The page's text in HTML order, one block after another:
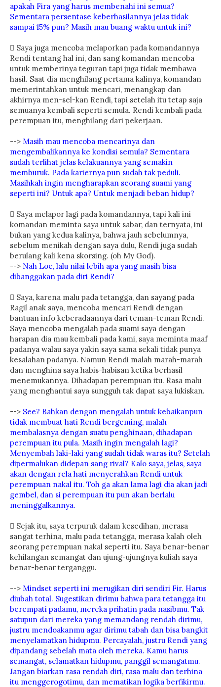
apakah Fira yang harus membenahi ini semua?
Sementara persentase keberhasilannya jelas tidak
sampai 15% pun? Masih mau buang waktu untuk ini?
 Saya juga mencoba melaporkan pada komandannya
Rendi tentang hal ini, dan sang komandan mencoba
untuk memberinya teguran tapi juga tidak membawa
hasil. Saat dia menghilang pertama kalinya, komandan
memerintahkan untuk mencari, menangkap dan
akhirnya men-sel-kan Rendi, tapi setelah itu tetap saja
semuanya kembali seperti semula. Rendi kembali pada
perempuan itu, menghilang dari pekerjaan.
--> Masih mau mencoba mencarinya dan
mengembalikannya ke kondisi semula? Sementara
sudah terlihat jelas kelakuannya yang semakin
memburuk. Pada kariernya pun sudah tak peduli.
Masihkah ingin mengharapkan seorang suami yang
seperti ini? Untuk apa? Untuk menjadi beban hidup?
 Saya melapor lagi pada komandannya, tapi kali ini
komandan meminta saya untuk sabar, dan ternyata, ini
bukan yang kedua kalinya, bahwa jauh sebelumnya,
sebelum menikah dengan saya dulu, Rendi juga sudah
berulang kali kena skorsing. (oh My God).
--> Nah Loe, lalu nilai lebih apa yang masih bisa
dibanggakan pada diri Rendi?
 Saya, karena malu pada tetangga, dan sayang pada
Ragil anak saya, mencoba mencari Rendi dengan
bantuan info keberadaannya dari teman-teman Rendi.
Saya mencoba mengalah pada suami saya dengan
harapan dia mau kembali pada kami, saya meminta maaf
padanya walau saya yakin saya sama sekali tidak punya
kesalahan padanya. Namun Rendi malah marah-marah
dan menghina saya habis-habisan ketika berhasil
menemukannya. Dihadapan perempuan itu. Rasa malu
yang menghantui saya sungguh tak dapat saya lukiskan.
--> See? Bahkan dengan mengalah untuk kebaikanpun
tidak membuat hati Rendi bergeming, malah
membalasnya dengan suatu penghinaan, dihadapan
perempuan itu pula. Masih ingin mengalah lagi?
Menyembah laki-laki yang sudah tidak waras itu? Setelah
dipermalukan didepan sang rival? Kalo saya, jelas, saya
akan dengan rela hati menyerahkan Rendi untuk
perempuan nakal itu. Toh ga akan lama lagi dia akan jadi
gembel, dan si perempuan itu pun akan berlalu
meninggalkannya.
 Sejak itu, saya terpuruk dalam kesedihan, merasa
sangat terhina, malu pada tetangga, merasa kalah oleh
seorang perempuan nakal seperti itu. Saya benar-benar
kehilangan semangat dan ujung-ujungnya kuliah saya
benar-benar terganggu.
--> Mindset seperti ini merugikan diri sendiri Fir. Harus
diubah total. Sugestikan dirimu bahwa para tetangga itu
berempati padamu, mereka prihatin pada nasibmu. Tak
satupun dari mereka yang memandang rendah dirimu,
justru mendoakanmu agar dirimu tabah dan bisa bangkit
menyelamatkan hidupmu. Percayalah, justru Rendi yang
dipandang sebelah mata oleh mereka. Kamu harus
semangat, selamatkan hidupmu, panggil semangatmu.
Jangan biarkan rasa rendah diri, rasa malu dan terhina
itu menggerogotimu, dan mematikan logika berfikirmu.